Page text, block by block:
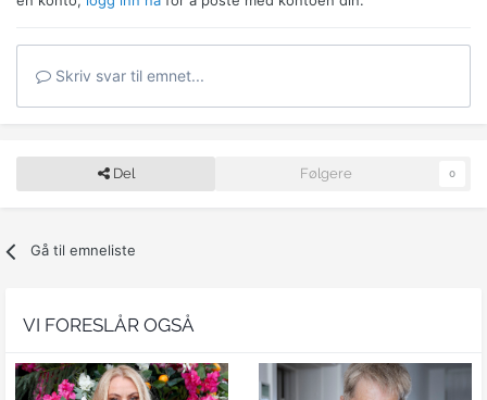
Skriv svar til emnet...
Del Følgere 0
Gå til emneliste
VI FORESLÅR OGSÅ